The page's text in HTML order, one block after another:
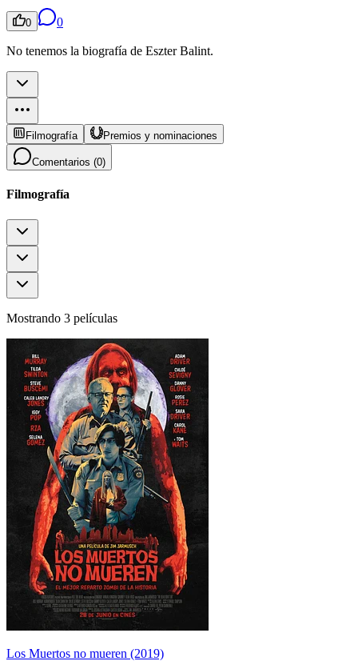
0 0
No tenemos la biografía de Eszter Balint.
Filmografía Premios y nominaciones
Comentarios (0)
Filmografía
Mostrando 3 películas
Los Muertos no mueren (2019)